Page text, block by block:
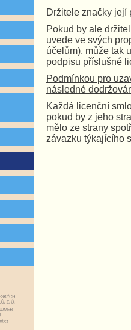
Držitele značky její
Pokud by ale
uvede ve svých
účelům), může tak
podpisu příslušné
Podmínkou pro
následné
Každá licenční
pokud by z jeho
mělo ze strany
závazku týkajícího